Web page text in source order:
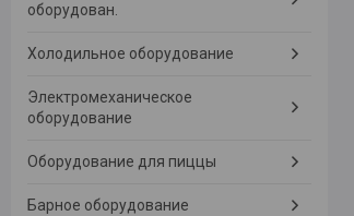
оборудован.
Холодильное оборудование
Электромеханическое
оборудование
Оборудование для пиццы
Барное оборудование